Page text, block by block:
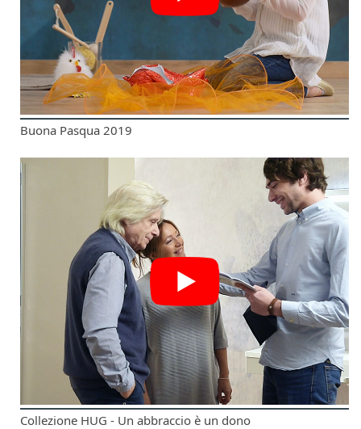
Buona Pasqua 2019
Collezione HUG - Un abbraccio è un dono